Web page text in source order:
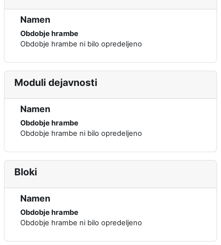
Namen
Obdobje hrambe
Obdobje hrambe ni bilo opredeljeno
Moduli dejavnosti
Namen
Obdobje hrambe
Obdobje hrambe ni bilo opredeljeno
Bloki
Namen
Obdobje hrambe
Obdobje hrambe ni bilo opredeljeno